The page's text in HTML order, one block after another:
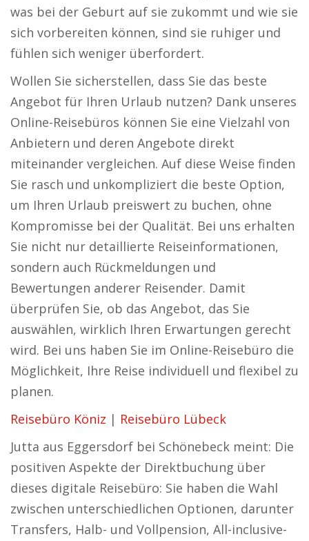
was bei der Geburt auf sie zukommt und wie sie
sich vorbereiten können, sind sie ruhiger und
fühlen sich weniger überfordert.
Wollen Sie sicherstellen, dass Sie das beste
Angebot für Ihren Urlaub nutzen? Dank unseres
Online-Reisebüros können Sie eine Vielzahl von
Anbietern und deren Angebote direkt
miteinander vergleichen. Auf diese Weise finden
Sie rasch und unkompliziert die beste Option,
um Ihren Urlaub preiswert zu buchen, ohne
Kompromisse bei der Qualität. Bei uns erhalten
Sie nicht nur detaillierte Reiseinformationen,
sondern auch Rückmeldungen und
Bewertungen anderer Reisender. Damit
überprüfen Sie, ob das Angebot, das Sie
auswählen, wirklich Ihren Erwartungen gerecht
wird. Bei uns haben Sie im Online-Reisebüro die
Möglichkeit, Ihre Reise individuell und flexibel zu
planen.
Reisebüro Köniz | Reisebüro Lübeck
Jutta aus Eggersdorf bei Schönebeck meint: Die
positiven Aspekte der Direktbuchung über
dieses digitale Reisebüro: Sie haben die Wahl
zwischen unterschiedlichen Optionen, darunter
Transfers, Halb- und Vollpension, All-inclusive-